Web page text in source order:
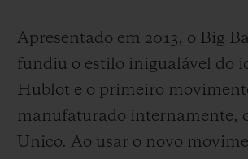
Apresentado em 2013, o Big
fundiu o estilo inigualável do
Hublot e o primeiro
manufaturado internamente,
Unico. Ao usar o novo